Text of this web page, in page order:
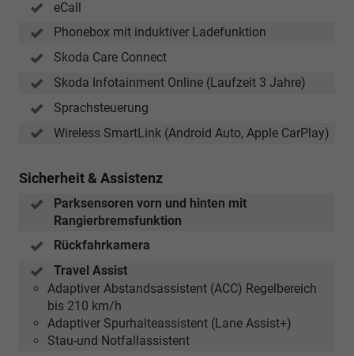
eCall
Phonebox mit induktiver Ladefunktion
Skoda Care Connect
Skoda Infotainment Online (Laufzeit 3 Jahre)
Sprachsteuerung
Wireless SmartLink (Android Auto, Apple CarPlay)
Sicherheit & Assistenz
Parksensoren vorn und hinten mit
Rangierbremsfunktion
Rückfahrkamera
Travel Assist
Adaptiver Abstandsassistent (ACC) Regelbereich
bis 210 km/h
Adaptiver Spurhalteassistent (Lane Assist+)
Stau-und Notfallassistent